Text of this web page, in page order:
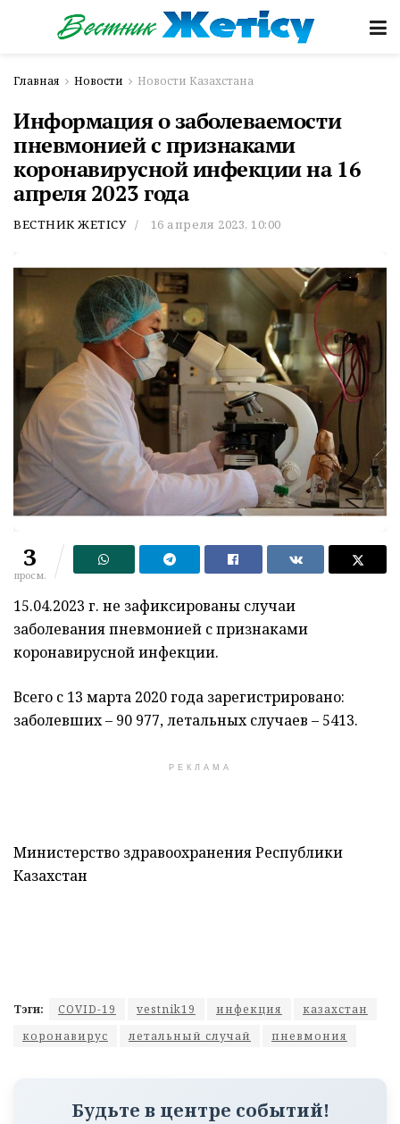
Главная Новости Новости Казахстана
Информация о заболеваемости
пневмонией с признаками
коронавирусной инфекции на 16
апреля 2023 года
ВЕСТНИК ЖЕТІСУ 16 апреля 2023, 10:00
3
просм.
15.04.2023 г. не зафиксированы случаи
заболевания пневмонией с признаками
коронавирусной инфекции.
Всего с 13 марта 2020 года зарегистрировано:
заболевших – 90 977, летальных случаев – 5413.
РЕКЛАМА
Министерство здравоохранения Республики
Казахстан
Тэги: COVID-19 vestnik19 инфекция
казахстан
коронавирус
летальный случай пневмония
Будьте в центре событий!